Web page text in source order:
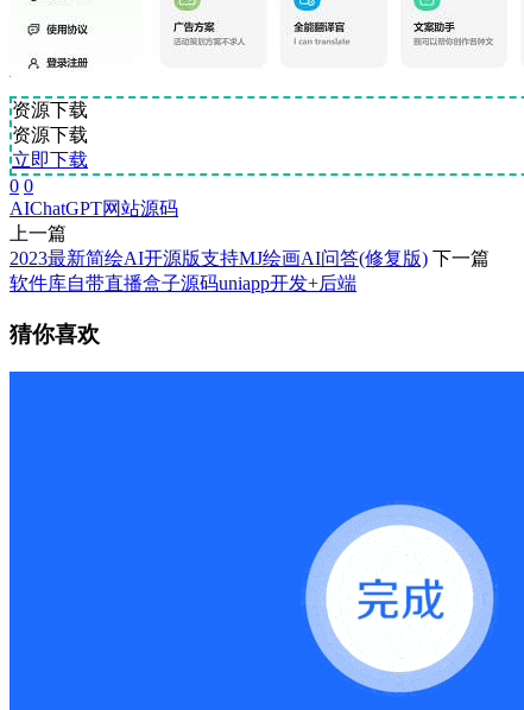
资源下载
资源下载
立即下载
0 0
AIChatGPT网站源码
上一篇
2023最新简绘AI开源版支持MJ绘画AI问答(修复版) 下一篇
软件库自带直播盒子源码uniapp开发+后端
猜你喜欢